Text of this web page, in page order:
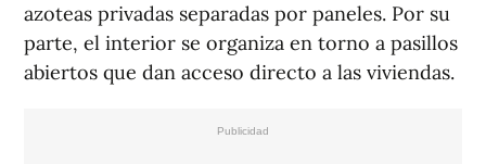
azoteas privadas separadas por paneles. Por su
parte, el interior se organiza en torno a pasillos
abiertos que dan acceso directo a las viviendas.